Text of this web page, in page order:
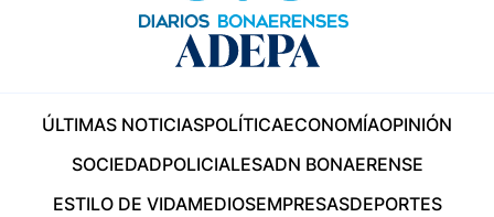
ÚLTIMAS NOTICIASPOLÍTICAECONOMÍAOPINIÓN
SOCIEDADPOLICIALESADN BONAERENSE
ESTILO DE VIDAMEDIOSEMPRESASDEPORTES